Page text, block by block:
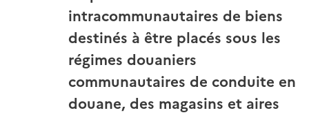
intracommunautaires de biens
destinés à être placés sous les
régimes douaniers
communautaires de conduite en
douane, des magasins et aires